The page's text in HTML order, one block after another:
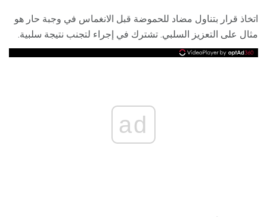
اتخاذ قرار بتناول مضاد للحموضة قبل الانغماس في وجبة حار هو
مثال على التعزيز السلبي. تشترك في إجراء لتجنب نتيجة سلبية.
ad